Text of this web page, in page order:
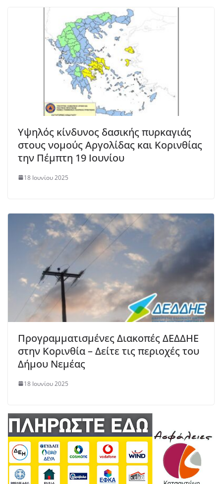
Υψηλός κίνδυνος δασικής πυρκαγιάς
στους νομούς Αργολίδας και Κορινθίας
την Πέμπτη 19 Ιουνίου
18 Ιουνίου 2025
Προγραμματισμένες Διακοπές ΔΕΔΔΗΕ
στην Κορινθία – Δείτε τις περιοχές του
Δήμου Νεμέας
18 Ιουνίου 2025